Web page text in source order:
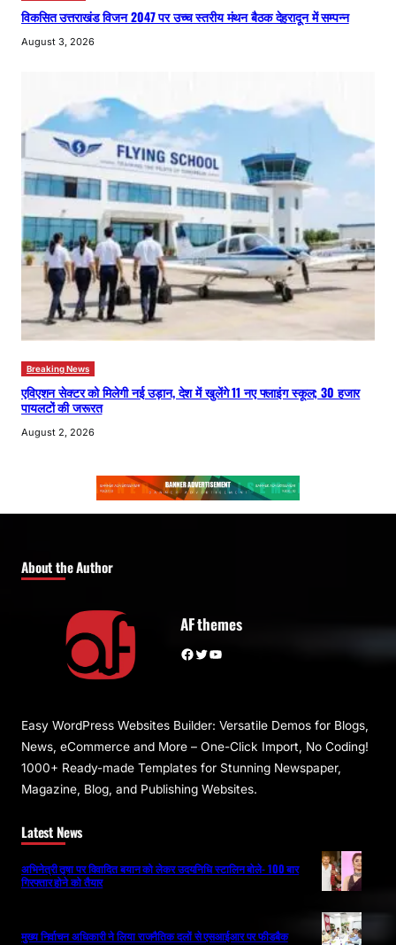
विकसित उत्तराखंड विजन 2047 पर उच्च स्तरीय मंथन बैठक देहरादून में सम्पन्न
August 3, 2026
Breaking News
एविएशन सेक्टर को मिलेगी नई उड़ान, देश में खुलेंगे 11 नए फ्लाइंग स्कूल; 30 हजार
पायलटों की जरूरत
August 2, 2026
About the Author
AF themes
Facebook Twitter YouTube
Easy WordPress Websites Builder: Versatile Demos for Blogs,
News, eCommerce and More – One-Click Import, No Coding!
1000+ Ready-made Templates for Stunning Newspaper,
Magazine, Blog, and Publishing Websites.
Latest News
अभिनेत्री तृषा पर विवादित बयान को लेकर उदयनिधि स्टालिन बोले- 100 बार
गिरफ्तार होने को तैयार
मुख्य निर्वाचन अधिकारी ने लिया राजनैतिक दलों से एसआईआर पर फीडबैक